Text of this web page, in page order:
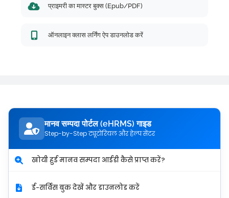
प्राइमरी का मास्टर बुक्स (Epub/PDF)
ऑनलाइन क्लास लर्निंग ऐप डाउनलोड करें
मानव सम्पदा पोर्टल (eHRMS) गाइड
Step-by-Step ट्यूटोरियल और हेल्प सेंटर
खोयी हुई मानव सम्पदा आईडी कैसे प्राप्त करें?
ई-सर्विस बुक देखें और डाउनलोड करें